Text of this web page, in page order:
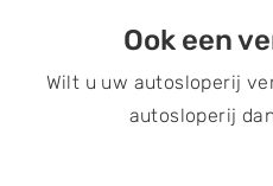
Ook een
Wilt u uw autosloperij
autosloperij